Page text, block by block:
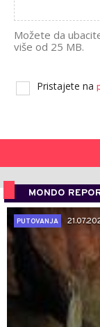
Možete da
više od 25 MB.
Pristajete na
MONDO
PUTOVANJA